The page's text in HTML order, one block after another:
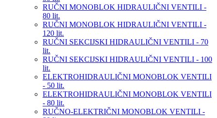
RUČNI MONOBLOK HIDRAULIČNI VENTILI -
80 lit.
RUČNI MONOBLOK HIDRAULIČNI VENTILI -
120 lit.
RUČNI SEKCIJSKI HIDRAULIČNI VENTILI - 70
lit.
RUČNI SEKCIJSKI HIDRAULIČNI VENTILI - 100
lit.
ELEKTROHIDRAULIČNI MONOBLOK VENTILI
- 50 lit.
ELEKTROHIDRAULIČNI MONOBLOK VENTILI
- 80 lit.
RUČNO-ELEKTRIČNI MONOBLOK VENTILI -